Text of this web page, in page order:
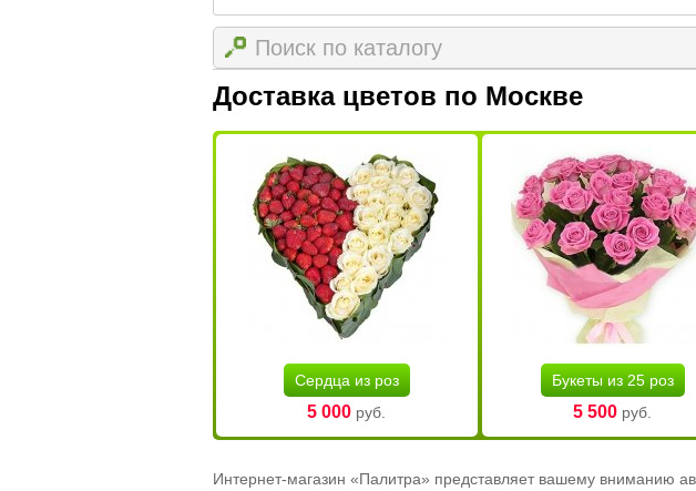
Доставка цветов по Москве
Сердца из роз
5 000 руб.
Букеты из 25 роз
5 500 руб.
Интернет-магазин «Палитра» представляет вашему вниманию